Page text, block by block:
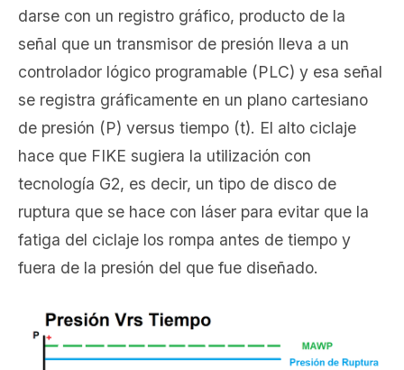
darse con un registro gráfico, producto de la
señal que un transmisor de presión lleva a un
controlador lógico programable (PLC) y esa señal
se registra gráficamente en un plano cartesiano
de presión (P) versus tiempo (t). El alto ciclaje
hace que FIKE sugiera la utilización con
tecnología G2, es decir, un tipo de disco de
ruptura que se hace con láser para evitar que la
fatiga del ciclaje los rompa antes de tiempo y
fuera de la presión del que fue diseñado.